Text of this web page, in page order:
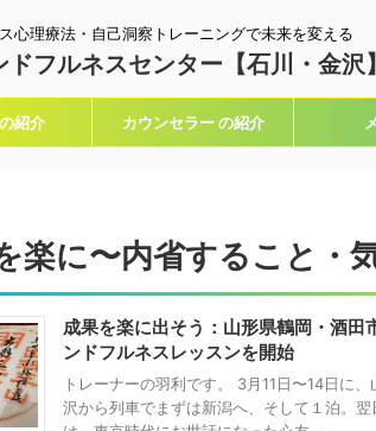
心理療法・自己洞察トレーニングで未来を変える
フルネスセンター【石川・金沢】
紹介 カウンセラー の紹介
楽に〜内省すること・
成果を楽に出そう：山形県鶴岡・酒田
ンドフルネスレッスンを開始
トレーナーの羽利です。 3月11日〜14日に
沢から列車でまずは新潟へ、そして１泊。